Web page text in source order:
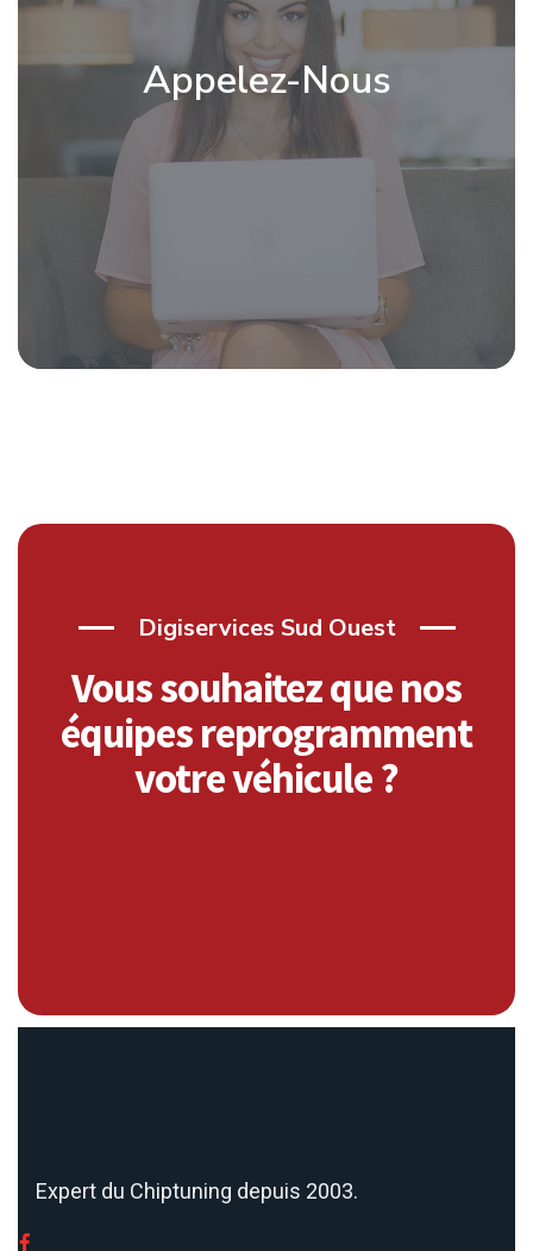
Appelez-Nous
Digiservices Sud Ouest
Vous souhaitez que nos
équipesreprogramment
votre véhicule ?
Expert du Chiptuning depuis 2003.